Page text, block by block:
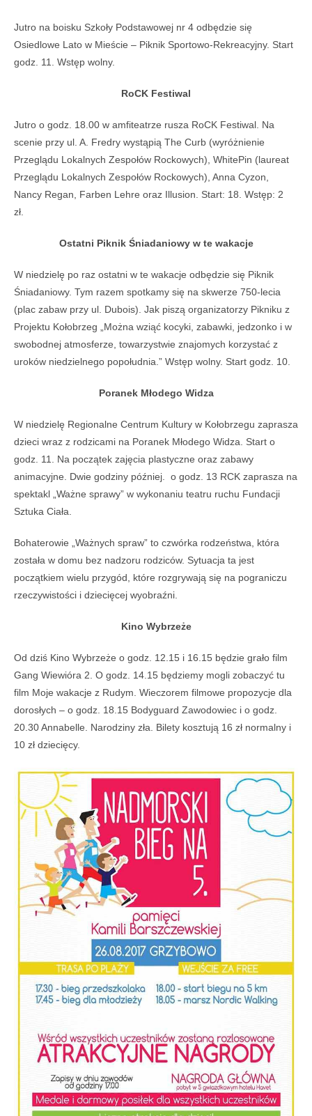
Jutro na boisku Szkoły Podstawowej nr 4 odbędzie się
Osiedlowe Lato w Mieście – Piknik Sportowo-Rekreacyjny. Start
godz. 11. Wstęp wolny.
RoCK Festiwal
Jutro o godz. 18.00 w amfiteatrze rusza RoCK Festiwal. Na
scenie przy ul. A. Fredry wystąpią The Curb (wyróżnienie
Przeglądu Lokalnych Zespołów Rockowych), WhitePin (laureat
Przeglądu Lokalnych Zespołów Rockowych), Anna Cyzon,
Nancy Regan, Farben Lehre oraz Illusion. Start: 18. Wstęp: 2
zł.
Ostatni Piknik Śniadaniowy w te wakacje
W niedzielę po raz ostatni w te wakacje odbędzie się Piknik
Śniadaniowy. Tym razem spotkamy się na skwerze 750-lecia
(plac zabaw przy ul. Dubois). Jak piszą organizatorzy Pikniku z
Projektu Kołobrzeg „Można wziąć kocyki, zabawki, jedzonko i w
swobodnej atmosferze, towarzystwie znajomych korzystać z
uroków niedzielnego popołudnia.” Wstęp wolny. Start godz. 10.
Poranek Młodego Widza
W niedzielę Regionalne Centrum Kultury w Kołobrzegu zaprasza
dzieci wraz z rodzicami na Poranek Młodego Widza. Start o
godz. 11. Na początek zajęcia plastyczne oraz zabawy
animacyjne. Dwie godziny później. o godz. 13 RCK zaprasza na
spektakl „Ważne sprawy” w wykonaniu teatru ruchu Fundacji
Sztuka Ciała.
Bohaterowie „Ważnych spraw” to czwórka rodzeństwa, która
została w domu bez nadzoru rodziców. Sytuacja ta jest
początkiem wielu przygód, które rozgrywają się na pograniczu
rzeczywistości i dziecięcej wyobraźni.
Kino Wybrzeże
Od dziś Kino Wybrzeże o godz. 12.15 i 16.15 będzie grało film
Gang Wiewióra 2. O godz. 14.15 będziemy mogli zobaczyć tu
film Moje wakacje z Rudym. Wieczorem filmowe propozycje dla
dorosłych – o godz. 18.15 Bodyguard Zawodowiec i o godz.
20.30 Annabelle. Narodziny zła. Bilety kosztują 16 zł normalny i
10 zł dziecięcy.